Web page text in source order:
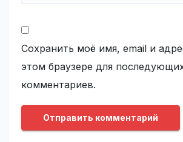
Сохранить моё имя, email и
этом браузере для
комментариев.